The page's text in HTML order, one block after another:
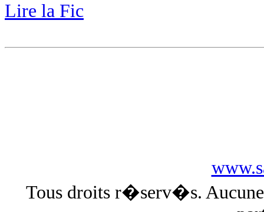
Lire la Fic
Tous droits r�serv�s.